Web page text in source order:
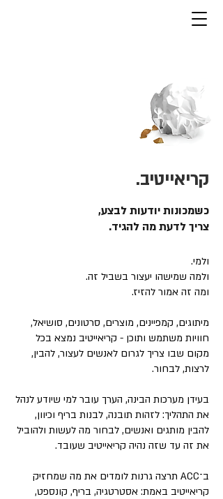
קריאייטיב.
כשמכונות יודעות לבצע,
צריך לדעת מה להגיד.
ולמי.
ולמה שמישהו יעצור בשביל זה.
ומה זה אמור להזיז.
מיתוגים, קמפיינים, מוצרים, סרטונים, סושיאל,
חוויות משתמש ותוכן - קריאייטיב נמצא בכל
מקום שבו צריך לגרום לאנשים לעצור, להבין,
לרצות, לבחור.
בעידן מערכות הבינה, הערך עובר למי שיודע לנהל
את התהליך: לזהות תובנה, לבנות בריף וכיוון,
להבין מותגים ואנשים, לבחור מה לעשות ולהוביל
את זה עד שזה נהיה קריאייטיב שעובד.
ב־ACC תרצה גרנות לומדים את מה שמחזיק
קריאייטיב באמת: אסטרטגיה, בריף, קונספט,